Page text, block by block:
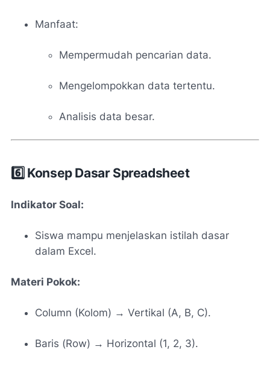
Manfaat:
Mempermudah pencarian data.
Mengelompokkan data tertentu.
Analisis data besar.
6️⃣ Konsep Dasar Spreadsheet
Indikator Soal:
Siswa mampu menjelaskan istilah dasar
dalam Excel.
Materi Pokok:
Column (Kolom) → Vertikal (A, B, C).
Baris (Row) → Horizontal (1, 2, 3).